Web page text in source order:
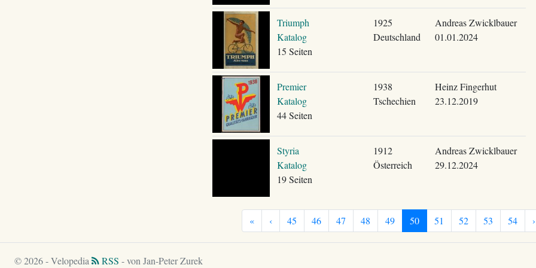
Triumph
Katalog
15 Seiten
1925
Deutschland
Andreas Zwicklbauer
01.01.2024
Premier
Katalog
44 Seiten
1938
Tschechien
Heinz Fingerhut
23.12.2019
Styria
Katalog
19 Seiten
1912
Österreich
Andreas Zwicklbauer
29.12.2024
« ‹ 45 46 47 48 49 50 51 52 53 54 ›
© 2026 - Velopedia RSS - von Jan-Peter Zurek